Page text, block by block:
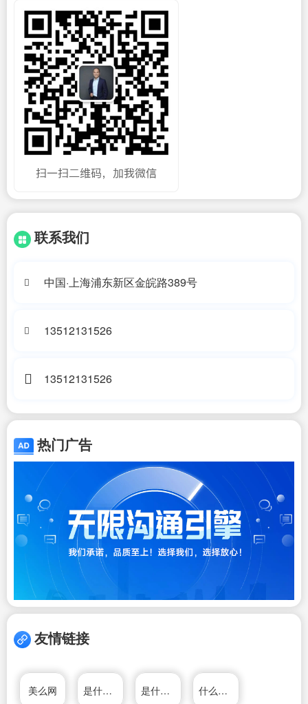
联系我们
中国·上海浦东新区金皖路389号
13512131526
13512131526
热门广告
友情链接
美么网 是什么意思 是什么意思 什么值得买海淘专区